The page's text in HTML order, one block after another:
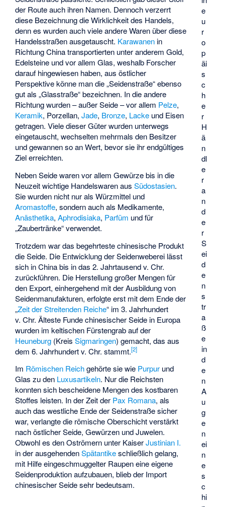
e
u
r
o
p
äi
s
c
h
e
r
H
ä
n
dl
e
r
a
n
d
e
r
S
ei
d
e
n
s
tr
a
ß
e
in
d
e
n
A
u
g
e
n
ei
n
e
s
c
hi
der Route auch ihren Namen. Dennoch verzerrt
diese Bezeichnung die Wirklichkeit des Handels,
denn es wurden auch viele andere Waren über diese
Handelsstraßen ausgetauscht. Karawanen in
Richtung China transportierten unter anderem Gold,
Edelsteine und vor allem Glas, weshalb Forscher
darauf hingewiesen haben, aus östlicher
Perspektive könne man die „Seidenstraße“ ebenso
gut als „Glasstraße“ bezeichnen. In die andere
Richtung wurden – außer Seide – vor allem Pelze,
Keramik, Porzellan,Jade, Bronze, Lacke und Eisen
getragen. Viele dieser Güter wurden unterwegs
eingetauscht, wechselten mehrmals den Besitzer
und gewannen so an Wert, bevor sie ihr endgültiges
Ziel erreichten.
Neben Seide waren vor allem Gewürze bis in die
Neuzeit wichtige Handelswaren ausSüdostasien.
Sie wurden nicht nur als Würzmittel und
Aromastoffe, sondern auch als Medikamente,
Anästhetika,Aphrodisiaka, Parfüm und für
„Zaubertränke“ verwendet.
Trotzdem war das begehrteste chinesische Produkt
die Seide. Die Entwicklung der Seidenweberei lässt
sich in China bis in das 2. Jahrtausend v. Chr.
zurückführen. Die Herstellung großer Mengen für
den Export, einhergehend mit der Ausbildung von
Seidenmanufakturen, erfolgte erst mit dem Ende der
„Zeit der Streitenden Reiche“ im 3. Jahrhundert
v. Chr. Älteste Funde chinesischer Seide in Europa
wurden im keltischen Fürstengrab auf der
Heuneburg (KreisSigmaringen) gemacht, das aus
dem 6. Jahrhundert v. Chr. stammt.[2]
Im Römischen Reichgehörte sie wie Purpur und
Glas zu den Luxusartikeln. Nur die Reichsten
konnten sich bescheidene Mengen des kostbaren
Stoffes leisten. In der Zeit der Pax Romana, als
auch das westliche Ende der Seidenstraße sicher
war, verlangte die römische Oberschicht verstärkt
nach östlicher Seide, Gewürzen und Juwelen.
Obwohl es den Oströmern unter KaiserJustinian I.
in der ausgehendenSpätantikeschließlich gelang,
mit Hilfe eingeschmuggelter Raupen eine eigene
Seidenproduktion aufzubauen, blieb der Import
chinesischer Seide sehr bedeutsam.